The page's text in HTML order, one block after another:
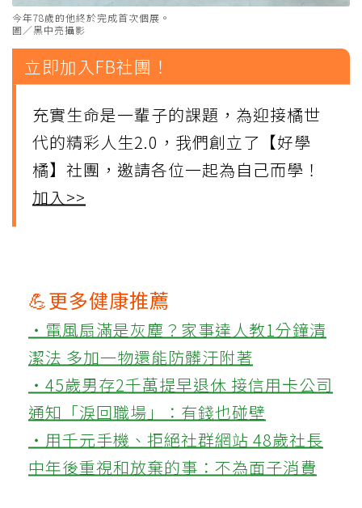
今年78歲的他終於完成首次個展。
圖／黑中亮攝影
立即加入FB社團！
充實生命是一輩子的課題，為迎接橘世
代的精彩人生2.0，我們創立了【好學
橘】社團，邀請各位一起為自己而學！
加入>>
💪更多健康推薦
‧電風扇滿是灰塵？家事達人教1分鐘清
潔法 多加一物還能防髒汙附著
‧45歲男存2千萬提早退休 接信用卡公司
通知「淚回職場」：有錢也碰壁
‧用千元手機、拒絕社群網站 48歲社長
中年後重視和放棄的事：不為面子消費